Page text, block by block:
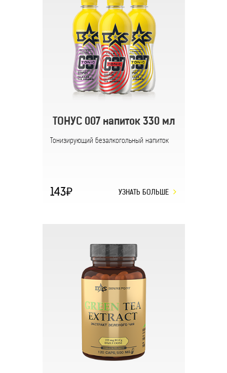
ТОНУС 007 напиток 330 мл
Тонизирующий безалкогольный напиток
143 УЗНАТЬ БОЛЬШЕ